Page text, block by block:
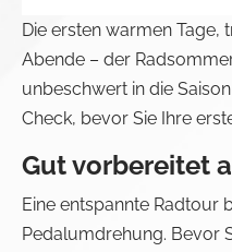
Die ersten warmen Tage,
Abende – der
unbeschwert in die
Check, bevor Sie Ihre
Gut vorbereitet
Eine entspannte Radtour
Pedalumdrehung. Bevor